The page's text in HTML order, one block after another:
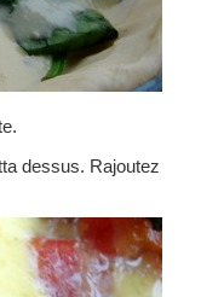
dessus. Rajoutez